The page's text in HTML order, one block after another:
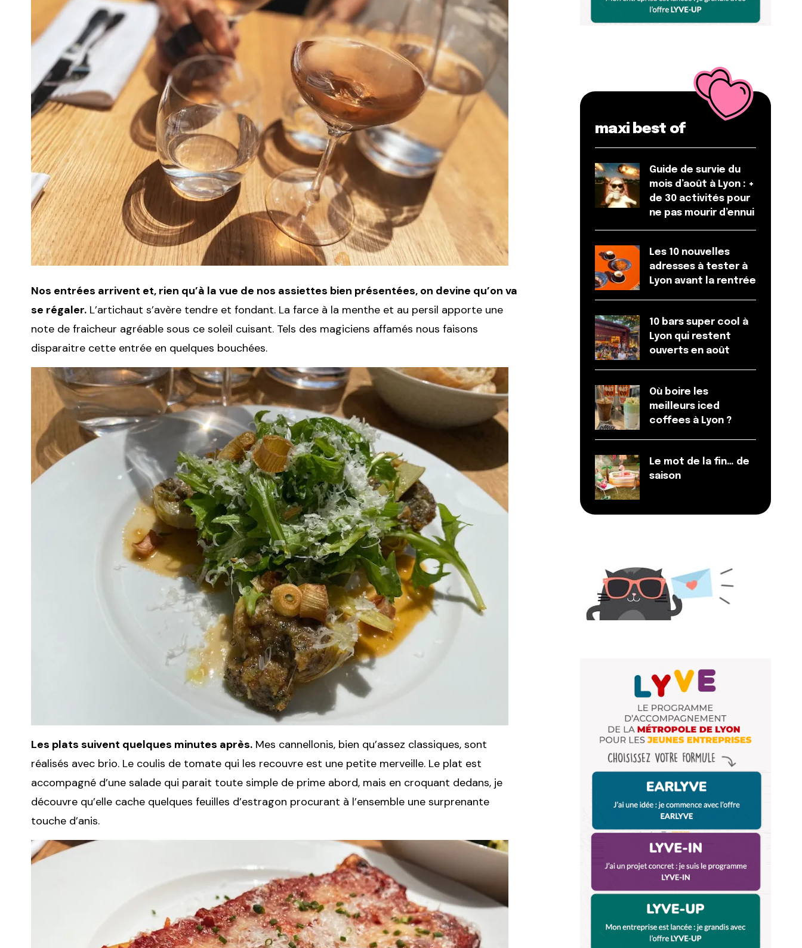
Nos entrées arrivent et, rien qu’à la vue de nos assiettes bien présentées, on devine qu’on va
se régaler. L’artichaut s’avère tendre et fondant. La farce à la menthe et au persil apporte une
note de fraicheur agréable sous ce soleil cuisant. Tels des magiciens affamés nous faisons
disparaitre cette entrée en quelques bouchées.
Les plats suivent quelques minutes après. Mes cannellonis, bien qu’assez classiques, sont
réalisés avec brio. Le coulis de tomate qui les recouvre est une petite merveille. Le plat est
accompagné d’une salade qui parait toute simple de prime abord, mais en croquant dedans, je
découvre qu’elle cache quelques feuilles d’estragon procurant à l’ensemble une surprenante
touche d’anis.
maxi best of
Guide de survie du
mois d’août à Lyon : +
de 30 activités pour
ne pas mourir d’ennui
Les 10 nouvelles
adresses à tester à
Lyon avant la rentrée
10 bars super cool à
Lyon qui restent
ouverts en août
Où boire les
meilleurs iced
coffees à Lyon ?
Le mot de la fin… de
saison